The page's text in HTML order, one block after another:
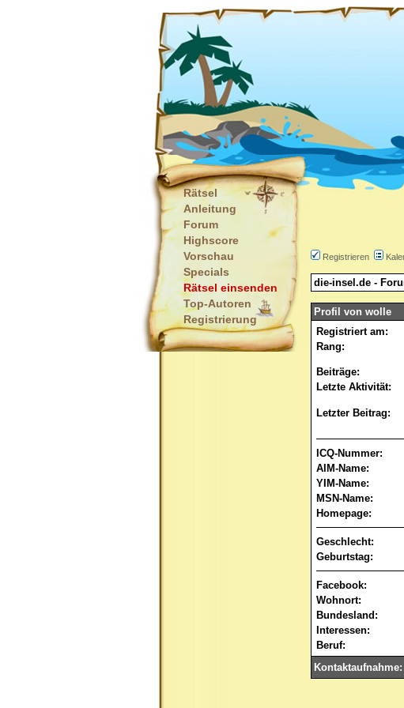
Rätsel
Anleitung
Forum
Highscore
Vorschau
Specials
Rätsel einsenden
Top-Autoren
Registrierung
Registrieren
die-insel.de -
Profil von wolle
Registriert am:
Rang:
Beiträge:
Letzte Aktivität:
Letzter Beitrag:
ICQ-Nummer:
AIM-Name:
YIM-Name:
MSN-Name:
Homepage:
Geschlecht:
Geburtstag:
Facebook:
Wohnort:
Bundesland:
Interessen:
Beruf:
Kontaktaufnahme: